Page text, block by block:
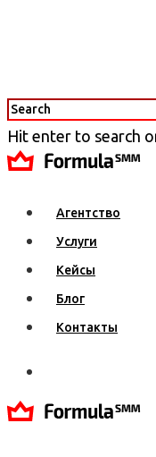
Hit enter to search
Агентство
Услуги
Кейсы
Блог
Контакты